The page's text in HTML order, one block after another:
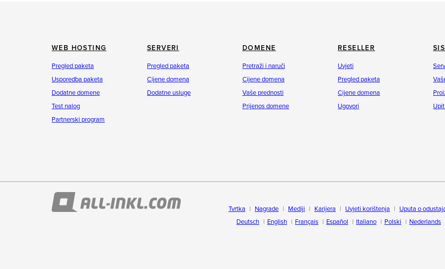
WEB HOSTING
Pregled paketa
Usporedba paketa
Dodatne domene
Test nalog
Partnerski program
SERVERI
Pregled paketa
Cijene domena
Dodatne usluge
DOMENE
Pretraži i naruči
Cijene domena
Vaše prednosti
Prijenos domene
RESELLER
Uvjeti
Pregled paketa
Cijene domena
Ugovori
Tvrtka
Nagrade Mediji Karijera Uvjeti korištenja Uputa o
Deutsch
English Français Español Italiano Polski Nederlands